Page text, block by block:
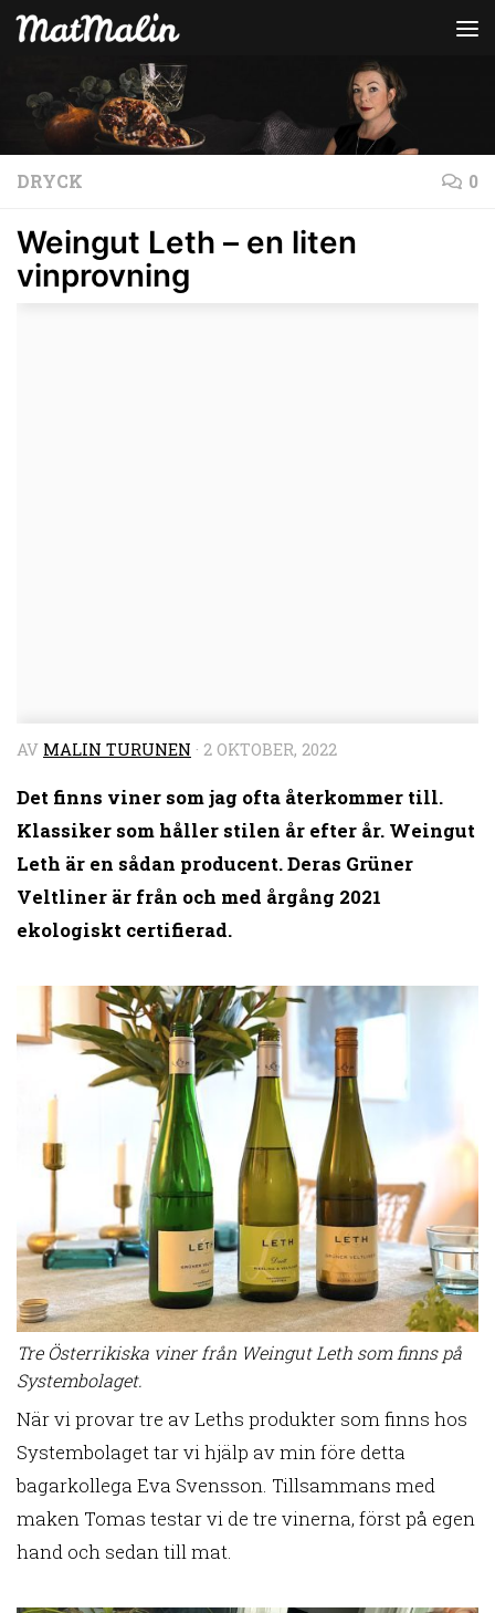
Hoppa till innehåll
DRYCK 0
Weingut Leth – en liten
vinprovning
AV MALIN TURUNEN · 2 OKTOBER, 2022
Det finns viner som jag ofta återkommer till.
Klassiker som håller stilen år efter år. Weingut
Leth är en sådan producent. Deras Grüner
Veltliner är från och med årgång 2021
ekologiskt certifierad.
Tre Österrikiska viner från Weingut Leth som finns på
Systembolaget.
När vi provar tre av Leths produkter som finns hos
Systembolaget tar vi hjälp av min före detta
bagarkollega Eva Svensson. Tillsammans med
maken Tomas testar vi de tre vinerna, först på egen
hand och sedan till mat.